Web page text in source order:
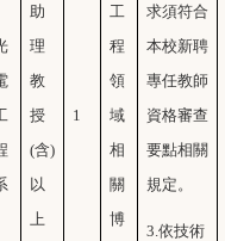
助
理
教
授
(含)
以
上
1
工
程
領
域
相
關
博
求須符合
本校新聘
專任教師
資格審查
要點相關
規定。
3. 依技術